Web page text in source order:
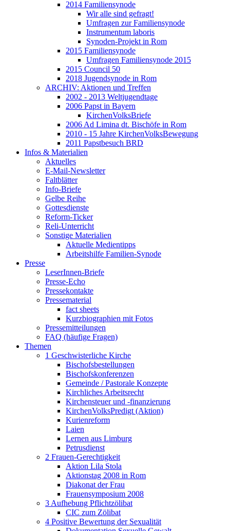
2014 Familiensynode
Wir alle sind gefragt!
Umfragen zur Familiensynode
Instrumentum laboris
Synoden-Projekt in Rom
2015 Familiensynode
Umfragen Familiensynode 2015
2015 Council 50
2018 Jugendsynode in Rom
ARCHIV: Aktionen und Treffen
2002 - 2013 Weltjugendtage
2006 Papst in Bayern
KirchenVolksBriefe
2006 Ad Limina dt. Bischöfe in Rom
2010 - 15 Jahre KirchenVolksBewegung
2011 Papstbesuch BRD
Infos & Materialien
Aktuelles
E-Mail-Newsletter
Faltblätter
Info-Briefe
Gelbe Reihe
Gottesdienste
Reform-Ticker
Reli-Unterricht
Sonstige Materialien
Aktuelle Medientipps
Arbeitshilfe Familien-Synode
Presse
LeserInnen-Briefe
Presse-Echo
Pressekontakte
Pressematerial
fact sheets
Kurzbiographien mit Fotos
Pressemitteilungen
FAQ (häufige Fragen)
Themen
1 Geschwisterliche Kirche
Bischofsbestellungen
Bischofskonferenzen
Gemeinde / Pastorale Konzepte
Kirchliches Arbeitsrecht
Kirchensteuer und -finanzierung
KirchenVolksPredigt (Aktion)
Kurienreform
Laien
Lernen aus Limburg
Petrusdienst
2 Frauen-Gerechtigkeit
Aktion Lila Stola
Aktionstag 2008 in Rom
Diakonat der Frau
Frauensymposium 2008
3 Aufhebung Pflichtzölibat
CIC zum Zölibat
4 Positive Bewertung der Sexualität